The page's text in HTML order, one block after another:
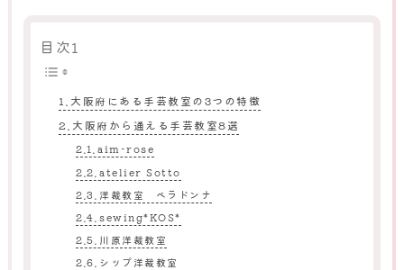
目次1
大阪府にある手芸教室の3つの特徴
大阪府から通える手芸教室8選
aim-rose
atelier Sotto
洋裁教室 ベラドンナ
sewing*KOS*
川原洋裁教室
シップ洋裁教室